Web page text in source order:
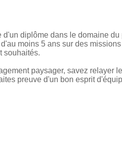
diplôme dans le domaine
moins 5 ans sur des
souhaités.
paysager, savez relayer
preuve d'un bon esprit